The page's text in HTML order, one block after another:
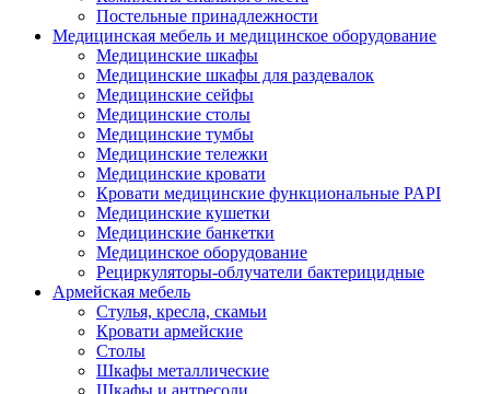
Постельные принадлежности
Медицинская мебель и медицинское оборудование
Медицинские шкафы
Медицинские шкафы для раздевалок
Медицинские сейфы
Медицинские столы
Медицинские тумбы
Медицинские тележки
Медицинские кровати
Кровати медицинские функциональные PAPI
Медицинские кушетки
Медицинские банкетки
Медицинское оборудование
Рециркуляторы-облучатели бактерицидные
Армейская мебель
Стулья, кресла, скамьи
Кровати армейские
Столы
Шкафы металлические
Шкафы и антресоли